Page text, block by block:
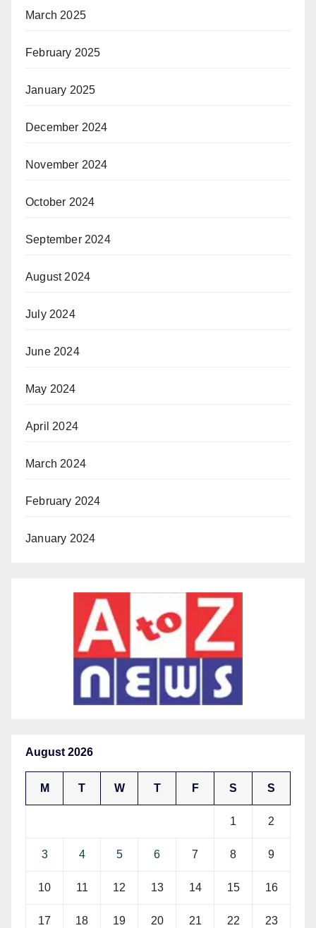
March 2025
February 2025
January 2025
December 2024
November 2024
October 2024
September 2024
August 2024
July 2024
June 2024
May 2024
April 2024
March 2024
February 2024
January 2024
August 2026
M T W T F S S
1 2
3 4 5 6 7 8 9
10 11 12 13 14 15 16
17 18 19 20 21 22 23